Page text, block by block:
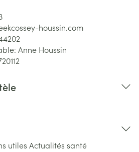
houssin.com
Anne Houssin
utiles Actualités santé